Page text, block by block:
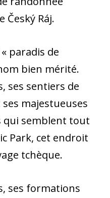
Český Ráj.
paradis de
bien mérité.
ses sentiers de
majestueuses
qui semblent tout
Park, cet endroit
tchèque.
ses formations